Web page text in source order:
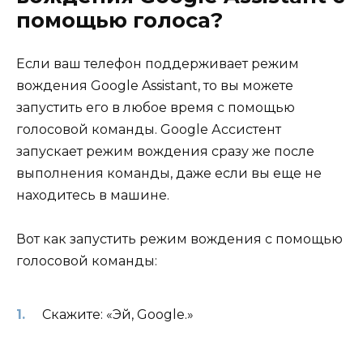
помощью голоса?
Если ваш телефон поддерживает режим
вождения Google Assistant, то вы можете
запустить его в любое время с помощью
голосовой команды. Google Ассистент
запускает режим вождения сразу же после
выполнения команды, даже если вы еще не
находитесь в машине.
Вот как запустить режим вождения с помощью
голосовой команды:
Скажите: «Эй, Google.»